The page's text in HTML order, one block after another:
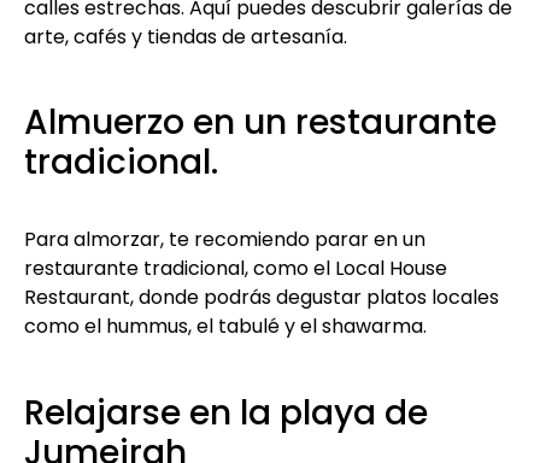
calles estrechas. Aquí puedes descubrir galerías de
arte, cafés y tiendas de artesanía.
Almuerzo en un restaurante
tradicional.
Para almorzar, te recomiendo parar en un
restaurante tradicional, como el Local House
Restaurant, donde podrás degustar platos locales
como el hummus, el tabulé y el shawarma.
Relajarse en la playa de
Jumeirah